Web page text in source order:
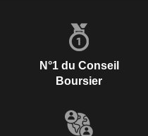
N°1 du Conseil
Boursier